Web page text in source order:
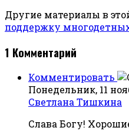
Другие материалы в
поддержку
1 Комментарий
Комментировать
Понедельник, 11
Светлана Тишкина
Слава Богу!